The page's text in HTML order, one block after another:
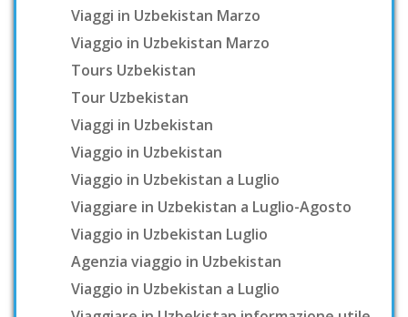
Viaggi in Uzbekistan Marzo
Viaggio in Uzbekistan Marzo
Tours Uzbekistan
Tour Uzbekistan
Viaggi in Uzbekistan
Viaggio in Uzbekistan
Viaggio in Uzbekistan a Luglio
Viaggiare in Uzbekistan a Luglio-Agosto
Viaggio in Uzbekistan Luglio
Agenzia viaggio in Uzbekistan
Viaggio in Uzbekistan a Luglio